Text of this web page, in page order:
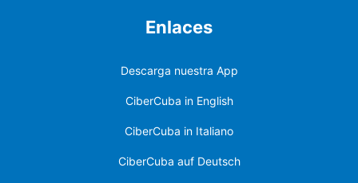
Enlaces
Descarga nuestra App
CiberCuba in English
CiberCuba in Italiano
CiberCuba auf Deutsch